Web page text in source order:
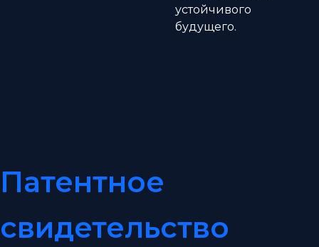
устойчивого
будущего.
Патентное
свидетельство